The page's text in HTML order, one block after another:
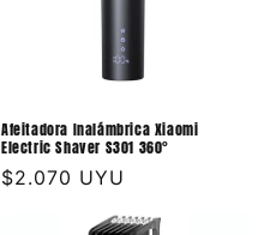
Afeitadora Inalámbrica Xiaomi
Electric Shaver S301 360°
Precio
$2.070 UYU